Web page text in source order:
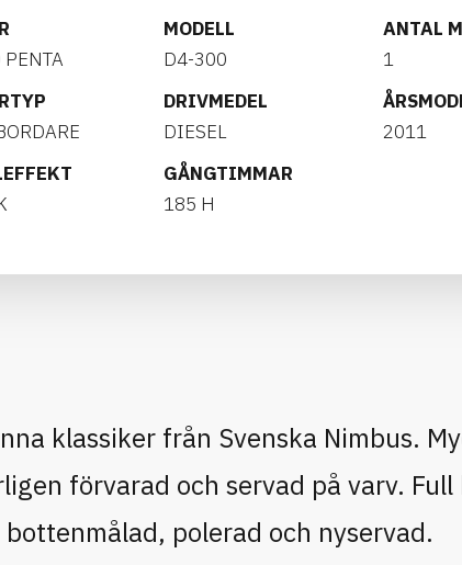
PENTA
MODELL
D4-300
ANTAL
1
DRIVMEDEL
DIESEL
2011
GÅNGTIMMAR
185 H
klassiker från Svenska Nimbus.
förvarad och servad på varv.
polerad och nyservad.